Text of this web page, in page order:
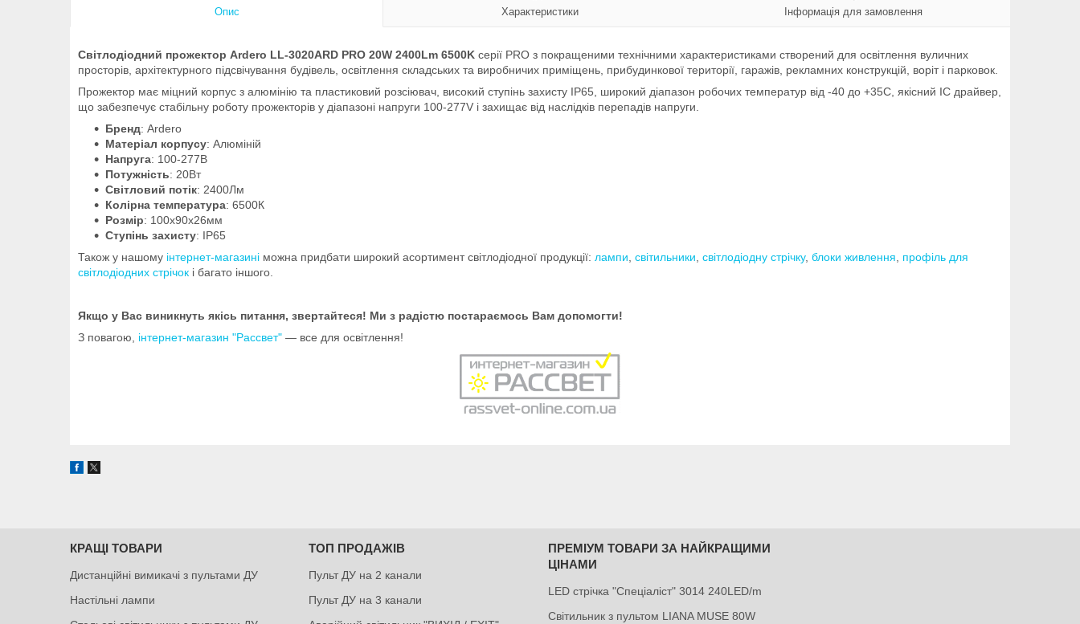
Опис Характеристики Інформація для замовлення
Світлодіодний прожектор Ardero LL-3020ARD PRO 20W 2400Lm 6500K серії PRO з покращеними технічними характеристиками створений для освітлення вуличних
просторів, архітектурного підсвічування будівель, освітлення складських та виробничих приміщень, прибудинкової території, гаражів, рекламних конструкцій, воріт і парковок.
Прожектор має міцний корпус з алюмінію та пластиковий розсіювач, високий ступінь захисту IP65, широкий діапазон робочих температур від -40 до +35С, якісний ІС драйвер,
що забезпечує стабільну роботу прожекторів у діапазоні напруги 100-277V і захищає від наслідків перепадів напруги.
Бренд: Ardero
Матеріал корпусу: Алюміній
Напруга: 100-277В
Потужність: 20Вт
Світловий потік: 2400Лм
Колірна температура: 6500К
Розмір: 100х90х26мм
Ступінь захисту: IP65
Також у нашому інтернет-магазині можна придбати широкий асортимент світлодіодної продукції: лампи світильники світлодіодну стрічку, блоки живлення
профіль для
світлодіодних стрічок і багато іншого.
Якщо у Вас виникнуть якісь питання, звертайтеся! Ми з радістю постараємось Вам допомогти!
З повагою, інтернет-магазин "Рассвет" — все для освітлення!
КРАЩІ ТОВАРИ
Дистанційні вимикачі з пультами ДУ
Настільні лампи
ТОП ПРОДАЖІВ
Пульт ДУ на 2 канали
Пульт ДУ на 3 канали
ПРЕМІУМ ТОВАРИ ЗА НАЙКРАЩИМИ
ЦІНАМИ
LED стрічка "Спеціаліст" 3014 240LED/m
Світильник з пультом LIANA MUSE 80W